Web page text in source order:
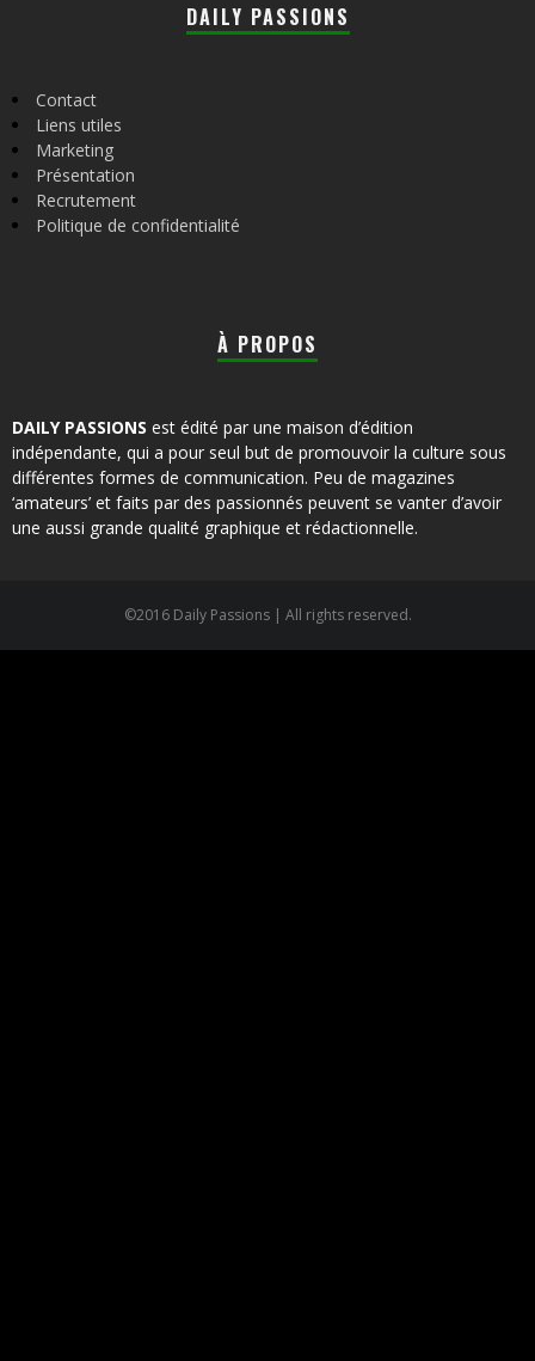
DAILY PASSIONS
Contact
Liens utiles
Marketing
Présentation
Recrutement
Politique de confidentialité
À PROPOS
DAILY PASSIONS est édité par une maison d’édition
indépendante, qui a pour seul but de promouvoir la culture sous
différentes formes de communication. Peu de magazines
‘amateurs’ et faits par des passionnés peuvent se vanter d’avoir
une aussi grande qualité graphique et rédactionnelle.
©2016 Daily Passions | All rights reserved.